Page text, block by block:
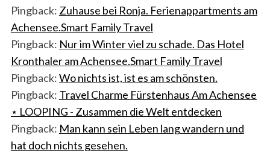
Pingback: Zuhause bei Ronja. Ferienappartments am
Achensee.Smart Family Travel
Pingback: Nur im Winter viel zu schade. Das Hotel
Kronthaler am Achensee.Smart Family Travel
Pingback:Wo nichts ist, ist es am schönsten.
Pingback: Travel Charme Fürstenhaus Am Achensee
⋆ LOOPING - Zusammen die Welt entdecken
Pingback: Man kann sein Leben lang wandern und
hat doch nichts gesehen.